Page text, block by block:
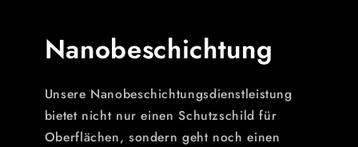
Nanobeschichtung
Unsere Nanobeschichtungsdienstleistung
bietet nicht nur einen Schutzschild für
Oberflächen, sondern geht noch einen